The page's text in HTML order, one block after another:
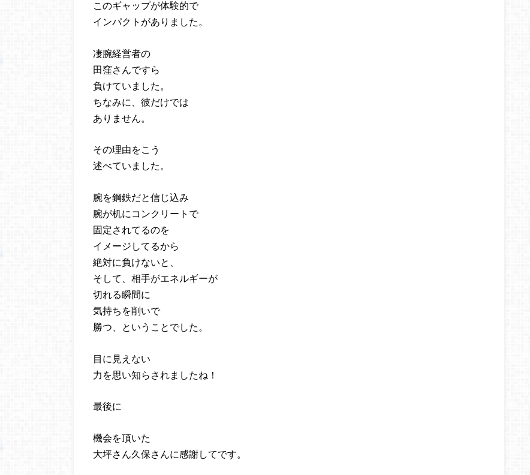
このギャップが体験的で
インパクトがありました。
凄腕経営者の
田窪さんですら
負けていました。
ちなみに、彼だけでは
ありません。
その理由をこう
述べていました。
腕を鋼鉄だと信じ込み
腕が机にコンクリートで
固定されてるのを
イメージしてるから
絶対に負けないと、
そして、相手がエネルギーが
切れる瞬間に
気持ちを削いで
勝つ、ということでした。
目に見えない
力を思い知らされましたね！
最後に
機会を頂いた
大坪さん久保さんに感謝してです。